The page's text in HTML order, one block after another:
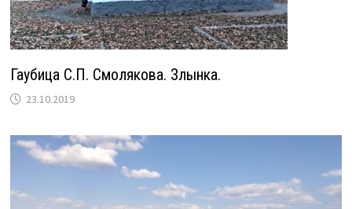
Гаубица С.П. Смолякова. Злынка.
23.10.2019